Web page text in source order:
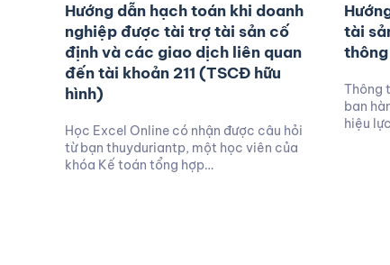
Hướng dẫn hạch toán khi doanh
nghiệp được tài trợ tài sản cố
định và các giao dịch liên quan
đến tài khoản 211 (TSCĐ hữu
hình)
Học Excel Online có nhận được câu hỏi
từ bạn thuyduriantp, một học viên của
khóa Kế toán tổng hợp…
tài
Thông
ban
hiệu